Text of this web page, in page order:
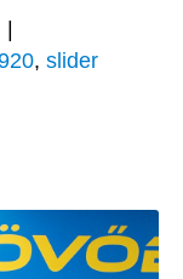
, slider